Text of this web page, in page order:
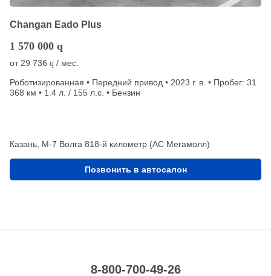
Changan Eado Plus
1 570 000 q
от 29 736 q / мес.
Роботизированная • Передний привод • 2023 г. в. • Пробег: 31
368 км • 1.4 л. / 155 л.с. • Бензин
Казань, М-7 Волга 818-й километр (АС Мегамолл)
Позвонить в автосалон
8-800-700-49-26